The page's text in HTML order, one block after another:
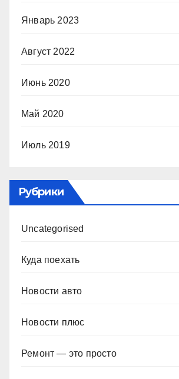
Январь 2023
Август 2022
Июнь 2020
Май 2020
Июль 2019
Рубрики
Uncategorised
Куда поехать
Новости авто
Новости плюс
Ремонт — это просто